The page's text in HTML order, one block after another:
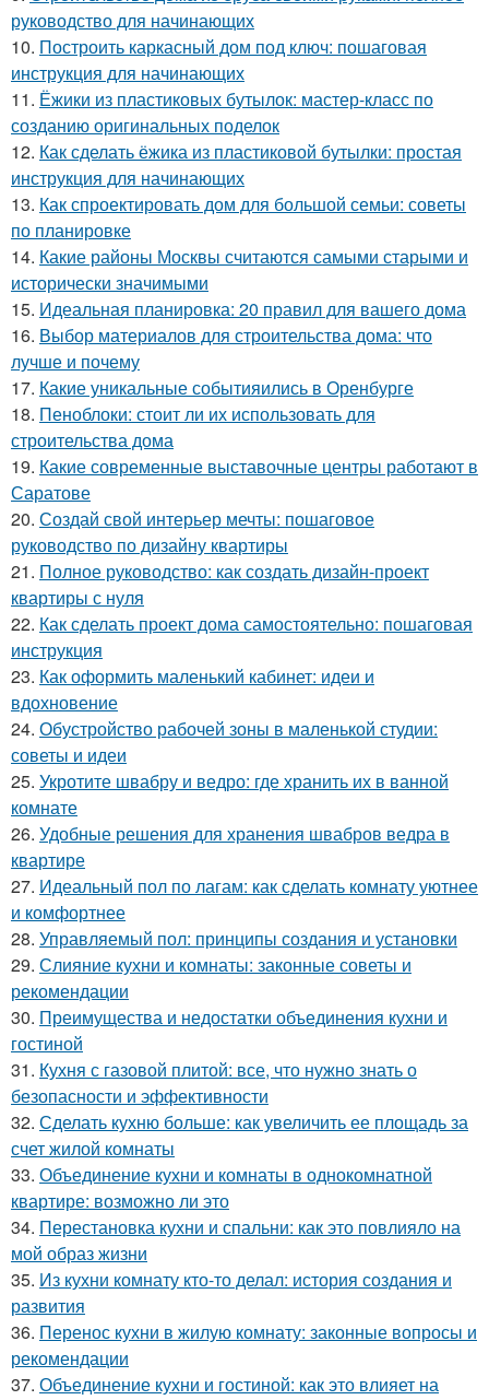
руководство для начинающих
10. Построить каркасный дом под ключ: пошаговая
инструкция для начинающих
11. Ёжики из пластиковых бутылок: мастер-класс по
созданию оригинальных поделок
12. Как сделать ёжика из пластиковой бутылки: простая
инструкция для начинающих
13. Как спроектировать дом для большой семьи: советы
по планировке
14. Какие районы Москвы считаются самыми старыми и
исторически значимыми
15. Идеальная планировка: 20 правил для вашего дома
16. Выбор материалов для строительства дома: что
лучше и почему
17. Какие уникальные событияились в Оренбурге
18. Пеноблоки: стоит ли их использовать для
строительства дома
19. Какие современные выставочные центры работают в
Саратове
20. Создай свой интерьер мечты: пошаговое
руководство по дизайну квартиры
21. Полное руководство: как создать дизайн-проект
квартиры с нуля
22. Как сделать проект дома самостоятельно: пошаговая
инструкция
23. Как оформить маленький кабинет: идеи и
вдохновение
24. Обустройство рабочей зоны в маленькой студии:
советы и идеи
25. Укротите швабру и ведро: где хранить их в ванной
комнате
26. Удобные решения для хранения швабров ведра в
квартире
27. Идеальный пол по лагам: как сделать комнату уютнее
и комфортнее
28. Управляемый пол: принципы создания и установки
29. Слияние кухни и комнаты: законные советы и
рекомендации
30. Преимущества и недостатки объединения кухни и
гостиной
31. Кухня с газовой плитой: все, что нужно знать о
безопасности и эффективности
32. Сделать кухню больше: как увеличить ее площадь за
счет жилой комнаты
33. Объединение кухни и комнаты в однокомнатной
квартире: возможно ли это
34. Перестановка кухни и спальни: как это повлияло на
мой образ жизни
35. Из кухни комнату кто-то делал: история создания и
развития
36. Перенос кухни в жилую комнату: законные вопросы и
рекомендации
37. Объединение кухни и гостиной: как это влияет на